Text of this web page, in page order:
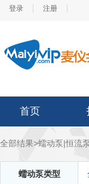
登录 注册
首页
全部结果>蠕动泵|恒流
蠕动泵类型